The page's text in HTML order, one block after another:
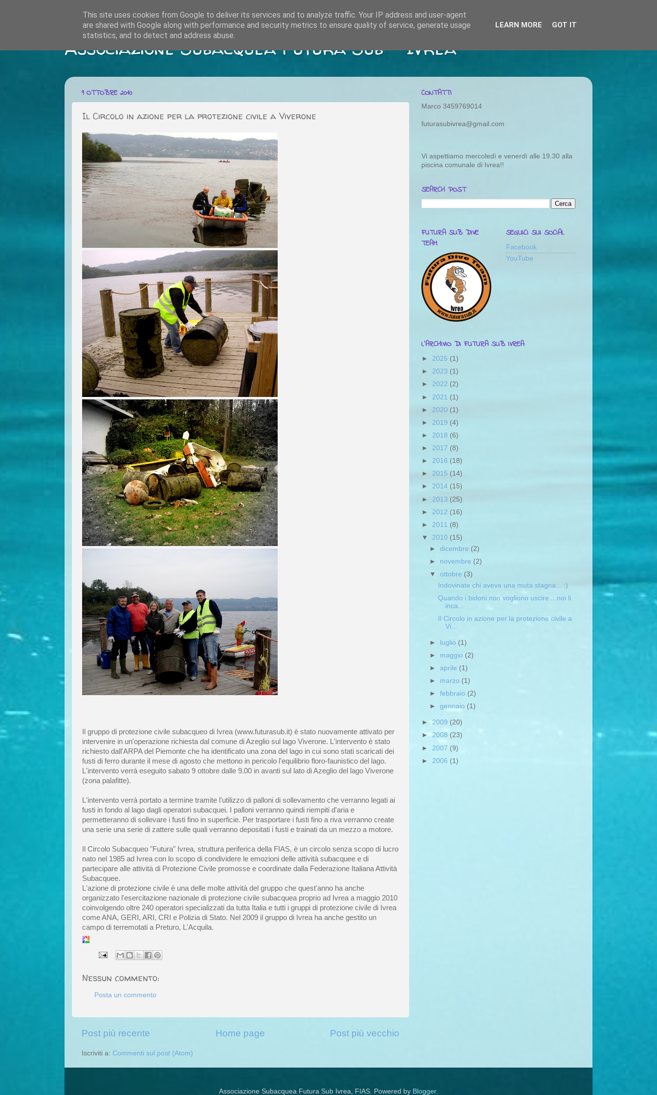
Associazione Subacquea Futura Sub - Ivrea
9 OTTOBRE 2010
Il Circolo in azione per la protezione civile a Viverone
Il gruppo di protezione civile subacqueo di Ivrea (www.futurasub.it) è stato nuovamente attivato per
intervenire in un'operazione richiesta dal comune di Azeglio sul lago Viverone. L'intervento è stato
richiesto dall'ARPA del Piemonte che ha identificato una zona del lago in cui sono stati scaricati dei
fusti di ferro durante il mese di agosto che mettono in pericolo l'equilibrio floro-faunistico del lago.
L'intervento verrà eseguito sabato 9 ottobre dalle 9.00 in avanti sul lato di Azeglio del lago Viverone
(zona palafitte).
L'intervento verrà portato a termine tramite l'utilizzo di palloni di sollevamento che verranno legati ai
fusti in fondo al lago dagli operatori subacquei. I palloni verranno quindi riempiti d'aria e
permetteranno di sollevare i fusti fino in superficie. Per trasportare i fusti fino a riva verranno create
una serie una serie di zattere sulle quali verranno depositati i fusti e trainati da un mezzo a motore.
Il Circolo Subacqueo "Futura" Ivrea, struttura periferica della FIAS, è un circolo senza scopo di lucro
nato nel 1985 ad Ivrea con lo scopo di condividere le emozioni delle attività subacquee e di
partecipare alle attività di Protezione Civile promosse e coordinate dalla Federazione Italiana Attività
Subacquee.
L'azione di protezione civile è una delle molte attività del gruppo che quest'anno ha anche
organizzato l'esercitazione nazionale di protezione civile subacquea proprio ad Ivrea a maggio 2010
coinvolgendo oltre 240 operatori specializzati da tutta Italia e tutti i gruppi di protezione civile di Ivrea
come ANA, GERI, ARI, CRI e Polizia di Stato. Nel 2009 il gruppo di Ivrea ha anche gestito un
campo di terremotati a Preturo, L'Acquila.
Nessun commento:
Posta un commento
Post più recente Post più vecchio
Home page
Iscriviti a: Commenti sul post (Atom)
CONTATTI
Marco 3459769014
futurasubivrea@gmail.com
Vi aspettiamo mercoledì e venerdì alle 19.30 alla
piscina comunale di Ivrea!!
SEARCH POST
FUTURA SUB DIVE
TEAM
SEGUICI SUI SOCIAL
Facebook
YouTube
L'ARCHIVIO DI FUTURA SUB IVREA
► 2025 (1)
► 2023 (1)
► 2022 (2)
► 2021 (1)
► 2020 (1)
► 2019 (4)
► 2018 (6)
► 2017 (8)
► 2016 (18)
► 2015 (14)
► 2014 (15)
► 2013 (25)
► 2012 (16)
► 2011 (8)
▼ 2010 (15)
►dicembre (2)
► novembre (2)
▼ottobre (3)
Indovinate chi aveva una muta stagna... :)
Quando i bidoni non vogliono uscire... noi li
inca...
Il Circolo in azione per la protezione civile a
Vi...
► luglio (1)
► maggio (2)
►aprile (1)
► marzo (1)
►febbraio (2)
►gennaio (1)
► 2009 (20)
► 2008 (23)
► 2007 (9)
► 2006 (1)
Associazione Subacquea Futura Sub Ivrea, FIAS. Powered by Blogger.
This site uses cookies from Google to deliver its services and to analyze traffic. Your IP address and user-agent
are shared with Google along with performance and security metrics to ensure quality of service, generate usage
statistics, and to detect and address abuse.
LEARN MORE GOT IT